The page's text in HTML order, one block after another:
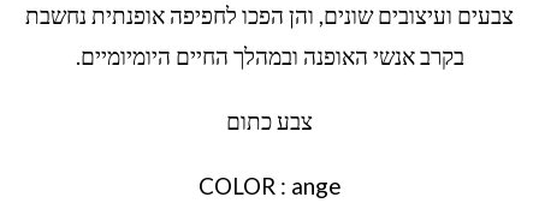
צבעים ועיצובים שונים, והן הפכו לחפיפה אופנתית נחשבת
בקרב אנשי האופנה ובמהלך החיים היומיומיים.
צבע כתום
COLOR : ange